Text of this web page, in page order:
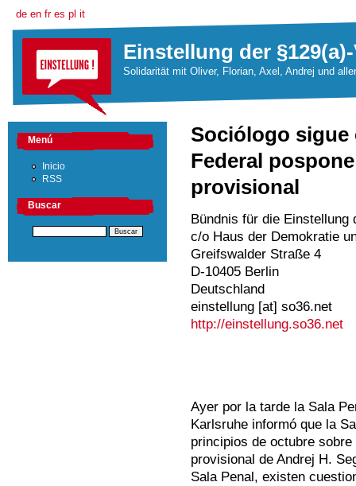
de en fr es pl it
Einstellung der
Solidarität mit Oliver, Florian, Axel, Andrej und
Sociólogo sigue
Federal
provisional
Bündnis für die Einstellung
c/o Haus der Demokratie
Greifswalder Straße 4
D-10405 Berlin
Deutschland
einstellung [at] so36.net
http://einstellung.so36.net
Ayer por la tarde la Sala
Karlsruhe informó que la
principios de octubre
provisional de Andrej H.
Sala Penal, existen
Menú
Inicio
RSS
Buscar